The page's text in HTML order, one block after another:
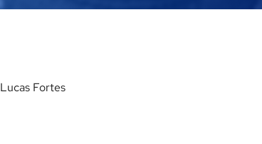
Lucas Fortes